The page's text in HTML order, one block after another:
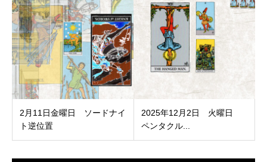
2月11日金曜日 ソードナイ
ト逆位置
2025年12月2日 火曜日
ペンタクル...